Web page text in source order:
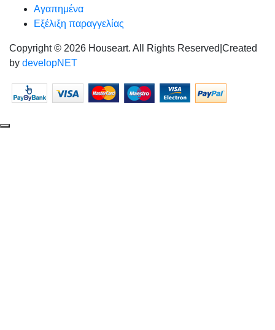
Αγαπημένα
Εξέλιξη παραγγελίας
Copyright © 2026 Houseart. All Rights Reserved Created
by developNET